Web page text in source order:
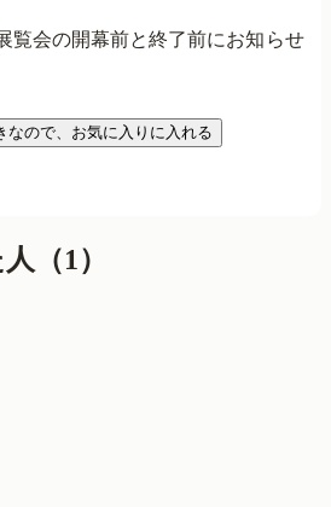
覧会の開幕前と終了前にお知らせ
なので、お気に入りに入れる
（1）